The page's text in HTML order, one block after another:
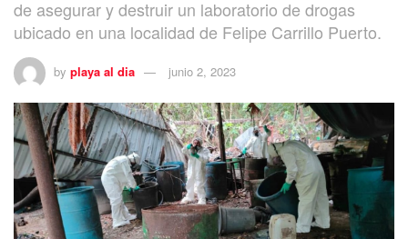
de asegurar y destruir un laboratorio de drogas
ubicado en una localidad de Felipe Carrillo Puerto.
by playa al dia junio 2, 2023